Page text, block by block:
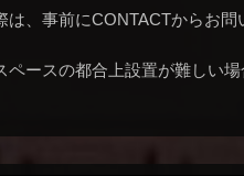
、事前にCONTACTからお問
ペースの都合上設置が難しい場